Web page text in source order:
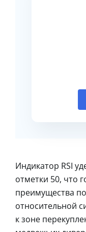
Индикатор RSI
отметки 50, что
преимущества
относительной
к зоне